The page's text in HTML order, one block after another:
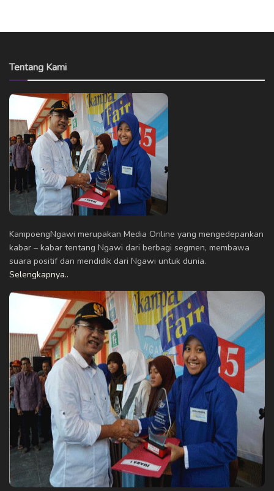
Tentang Kami
KampoengNgawi merupakan Media Online yang mengedepankan
kabar – kabar tentang Ngawi dari berbagi segmen, membawa
suara positif dan mendidik dari Ngawi untuk dunia.
Selengkapnya..